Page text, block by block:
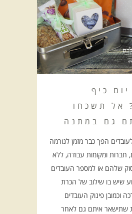
כיף
אל תשכחו
גם במתנה
הפך כבר מזמן לנורמה
חברות ומקומות עבודה, ללא
שלהם או למספר העובדים
שיש בו שילוב של הכרת
וכמובן פינוק העובדים
שתישאר איתם גם לאחר